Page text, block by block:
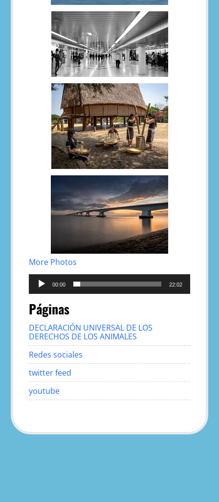
More Photos
Reproductor
audio
00:00 22:02
Páginas
DECLARACIÓN UNIVERSAL DE LOS
DERECHOS DE LOS ANIMALES
Redes sociales
twitter feed
youtube